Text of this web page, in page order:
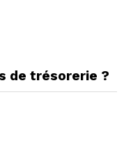
de trésorerie ?